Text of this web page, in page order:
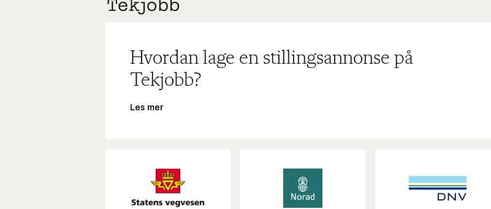
Hvordan lage en stillingsannonse på
Tekjobb?
Les mer